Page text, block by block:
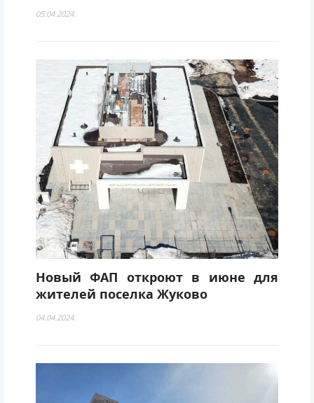
05.04.2024.
Новый ФАП откроют в июне для
жителей поселка Жуково
04.04.2024.